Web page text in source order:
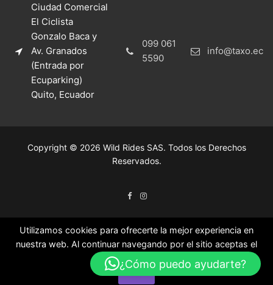
Ciudad Comercial
El Ciclista
Gonzalo Baca y
Av. Granados
(Entrada por
Ecuparking)
Quito, Ecuador
099 061
5590
info@taxo.ec
Copyright © 2026 Wild Rides SAS. Todos los Derechos
Reservados.
Utilizamos cookies para ofrecerte la mejor experiencia en
nuestra web. Al continuar navegando por el sitio aceptas el
uso de las mismas.
Ok
¿Cómo puedo ayudarte?